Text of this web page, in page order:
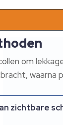
om
waarna
zichtbare